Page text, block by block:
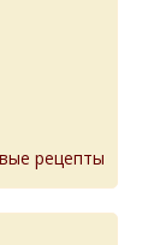
рецепты